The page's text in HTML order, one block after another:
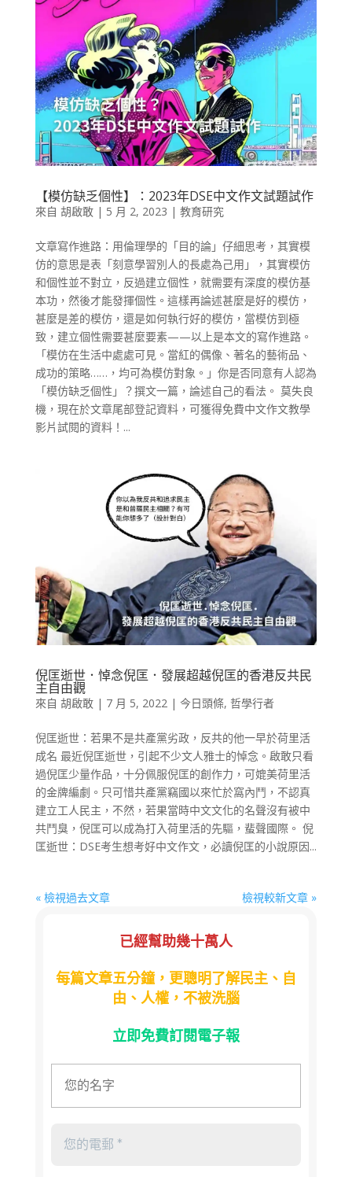
【模仿缺乏個性】：2023年DSE中文作文試題試作
來自 胡啟敢| 5 月 2, 2023 | 教育研究
文章寫作進路：用倫理學的「目的論」仔細思考，其實模
仿的意思是表「刻意學習別人的長處為己用」，其實模仿
和個性並不對立，反過建立個性，就需要有深度的模仿基
本功，然後才能發揮個性。這樣再論述甚麼是好的模仿，
甚麼是差的模仿，還是如何執行好的模仿，當模仿到極
致，建立個性需要甚麼要素——以上是本文的寫作進路。
「模仿在生活中處處可見。當紅的偶像、著名的藝術品、
成功的策略……，均可為模仿對象。」你是否同意有人認為
「模仿缺乏個性」？撰文一篇，論述自己的看法。 莫失良
機，現在於文章尾部登記資料，可獲得免費中文作文教學
影片試閱的資料！...
倪匡逝世．悼念倪匡．發展超越倪匡的香港反共民
主自由觀
來自 胡啟敢| 7 月 5, 2022| 今日頭條, 哲學行者
倪匡逝世：若果不是共產黨劣政，反共的他一早於荷里活
成名 最近倪匡逝世，引起不少文人雅士的悼念。啟敢只看
過倪匡少量作品，十分佩服倪匡的創作力，可媲美荷里活
的金牌編劇。只可惜共產黨竊國以來忙於窩內鬥，不認真
建立工人民主，不然，若果當時中文文化的名聲沒有被中
共鬥臭，倪匡可以成為打入荷里活的先驅，蜚聲國際。 倪
匡逝世：DSE考生想考好中文作文，必讀倪匡的小說原因...
« 檢視過去文章 檢視較新文章 »
已經幫助幾十萬人
每篇文章五分鐘，更聰明了解民主、自
由、人權，不被洗腦
立即免費訂閱電子報